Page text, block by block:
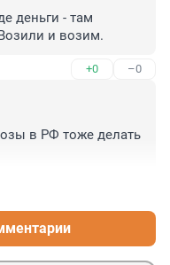
деньги - там
и возим.
+0 –0
в РФ тоже делать